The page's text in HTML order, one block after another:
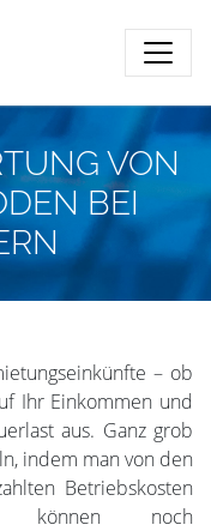
VON
BEI
– ob
Ihr Einkommen und
aus. Ganz grob
indem man von den
Betriebskosten
können noch